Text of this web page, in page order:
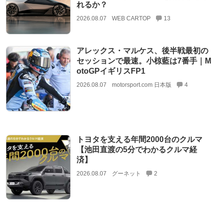
れるか？
2026.08.07 WEB CARTOP 13
アレックス・マルケス、後半戦最初の
セッションで最速。小椋藍は7番手｜M
otoGPイギリスFP1
2026.08.07 motorsport.com 日本版 4
トヨタを支える年間2000台のクルマ
【池田直渡の5分でわかるクルマ経
済】
2026.08.07 グーネット 2